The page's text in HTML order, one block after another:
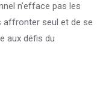
n’efface pas les
affronter seul et de se
aux défis du